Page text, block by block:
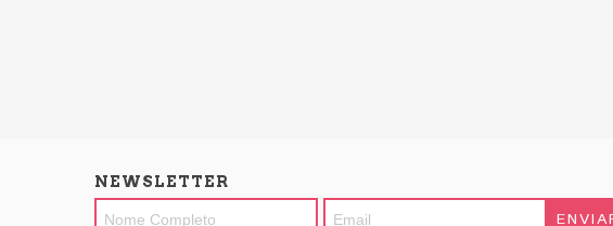
NEWSLETTER